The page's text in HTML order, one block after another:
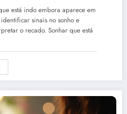
está indo embora aparece em
sinais no sonho e
o recado. Sonhar que está